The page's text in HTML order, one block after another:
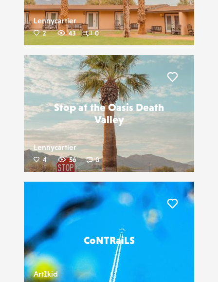
Lennycartier
2 43 0
Stop at the Oasis Death
Valley
Lennycartier
4 56 0
CoNTRaiLS
Art1kid
Liker